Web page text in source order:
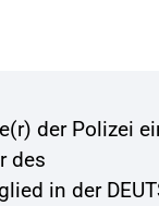
der Polizei
des
in der